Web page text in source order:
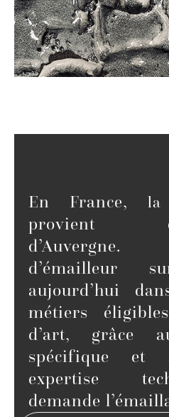
En France, la
provient
d’émailleur
aujourd’hui
métiers
d’art, grâce
spécifique
expertise
demande